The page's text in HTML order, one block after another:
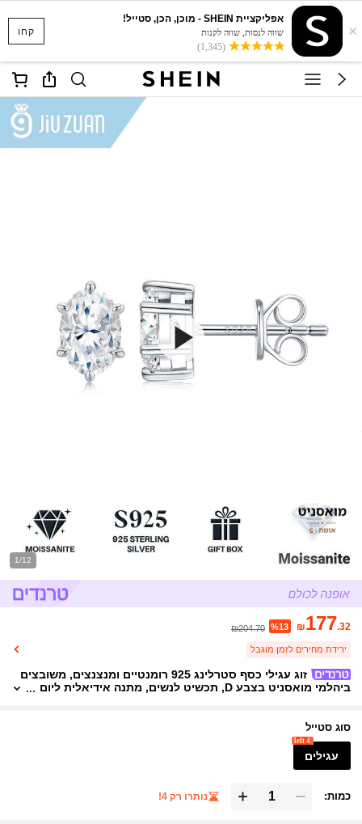
קחו ×
אפליקציית SHEIN - מוכן, הכן, סטייל!
שווה לנסות, שווה לקנות
(1,345)
1/12
₪177.32
%13
₪204.70
ירידת מחירים לזמן מוגבל
זוג עגילי כסף סטרלינג 925 רומנטיים ומנצנצים, משובצים
ביהלמי מואסניט בצבע D, תכשיט לנשים, מתנה אידיאלית ליום
סוג סטייל
עגילים
4 left
כמות: נותרו רק 4!